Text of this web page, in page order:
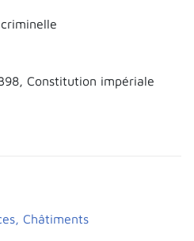
Constitution impériale
Châtiments